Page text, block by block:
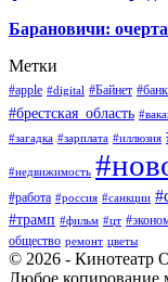
Барановичи:
Метки
#apple #digital #Байнет #банк
#брестская_область
#загадка #зарплата #иллюзия
#недвижимость
#работа #россия #санкции
#трамп #фильм #цт
общество ремонт цветы
© 2026 - Кинотеатр
Любое копирование